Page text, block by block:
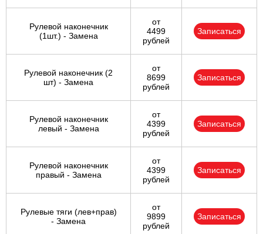
Рулевой наконечник
(1шт.) - Замена
от
4499
рублей
Записаться
Рулевой наконечник (2
шт) - Замена
от
8699
рублей
Записаться
Рулевой наконечник
левый - Замена
от
4399
рублей
Записаться
Рулевой наконечник
правый - Замена
от
4399
рублей
Записаться
Рулевые тяги (лев+прав)
- Замена
от
9899
рублей
Записаться